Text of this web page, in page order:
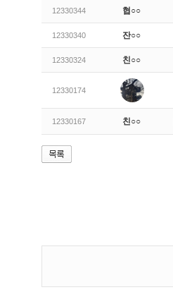
12330344 협○○
12330340 잔○○
12330324 친○○
12330174
12330167 친○○